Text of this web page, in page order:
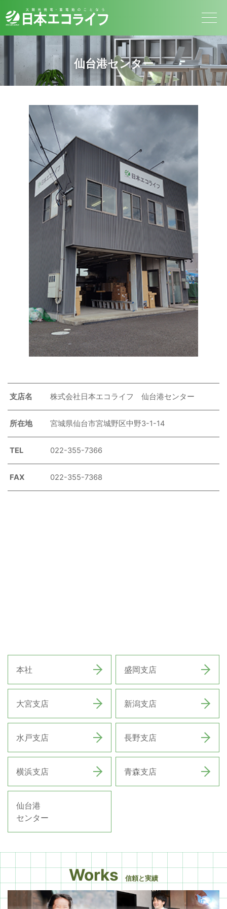
仙台港センター
支店名 株式会社日本エコライフ 仙台港センター
所在地 宮城県仙台市宮城野区中野3-1-14
TEL 022-355-7366
FAX 022-355-7368
本社 盛岡支店
大宮支店 新潟支店
水戸支店 長野支店
横浜支店 青森支店
仙台港
センター
Works 信頼と実績